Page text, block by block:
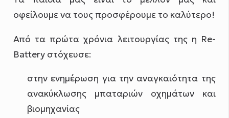
οφείλουμε να τους προσφέρουμε το καλύτερο!
Από τα πρώτα χρόνια λειτουργίας της η Re-
Battery στόχευσε:
στην ενημέρωση για την αναγκαιότητα της
ανακύκλωσης μπαταριών οχημάτων και
βιομηχανίας